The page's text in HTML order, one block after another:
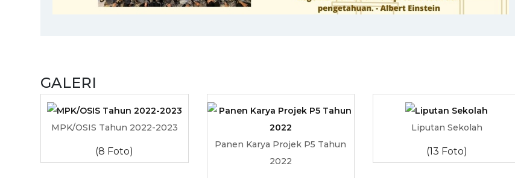
GALERI
MPK/OSIS Tahun 2022-2023
(8 Foto)
Panen Karya Projek P5 Tahun
2022
Liputan Sekolah
(13 Foto)